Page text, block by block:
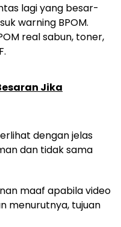
lagi yang besar-
warning BPOM.
real sabun, toner,
Jika
dengan jelas
dan tidak sama
maaf apabila video
menurutnya, tujuan